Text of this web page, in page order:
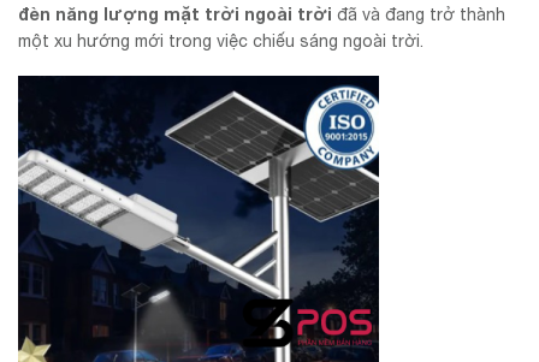
đèn năng lượng mặt trời ngoài trời đã và đang trở thành
một xu hướng mới trong việc chiếu sáng ngoài trời.